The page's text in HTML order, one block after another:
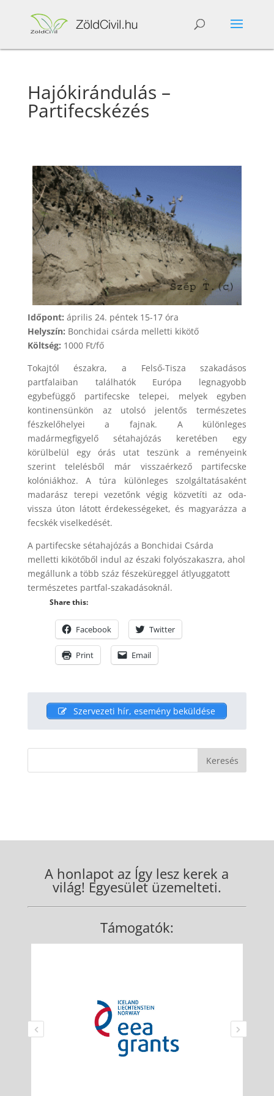
Hajókirándulás –
Partifecskézés
Időpont: április 24. péntek 15-17 óra
Helyszín: Bonchidai csárda melletti kikötő
Költség: 1000 Ft/fő
Tokajtól északra, a Felső-Tisza szakadásos
partfalaiban találhatók Európa legnagyobb
egybefüggő partifecske telepei, melyek egyben
kontinensünkön az utolsó jelentős természetes
fészkelőhelyei a fajnak. A különleges
madármegfigyelő sétahajózás keretében egy
körülbelül egy órás utat teszünk a reményeink
szerint telelésből már visszaérkező partifecske
kolóniákhoz. A túra különleges szolgáltatásaként
madarász terepi vezetőnk végig közvetíti az oda-
vissza úton látott érdekességeket, és magyarázza a
fecskék viselkedését.
A partifecske sétahajózás a Bonchidai Csárda
melletti kikötőből indul az északi folyószakaszra, ahol
megállunk a több száz fészeküreggel átlyuggatott
természetes partfal-szakadásoknál.
Share this:
Facebook Twitter
Print Email
Szervezeti hír, esemény beküldése
A honlapot az Így lesz kerek a
világ! Egyesület üzemelteti.
Támogatók: